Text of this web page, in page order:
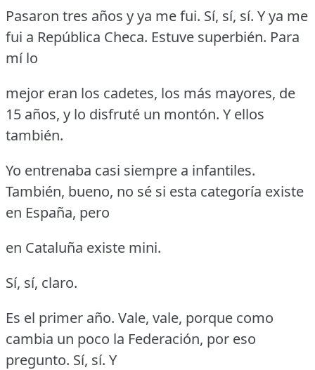
Pasaron tres años y ya me fui. Sí, sí, sí. Y ya me
fui a República Checa. Estuve superbién. Para
mí lo
mejor eran los cadetes, los más mayores, de
15 años, y lo disfruté un montón. Y ellos
también.
Yo entrenaba casi siempre a infantiles.
También, bueno, no sé si esta categoría existe
en España, pero
en Cataluña existe mini.
Sí, sí, claro.
Es el primer año. Vale, vale, porque como
cambia un poco la Federación, por eso
pregunto. Sí, sí. Y